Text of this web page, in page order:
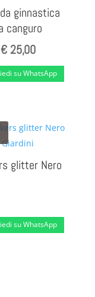
ginnastica
canguro
Il
prezzo
originale
€25,00Il
prezzo
attuale
su WhatsApp
glitter Nero
su WhatsApp